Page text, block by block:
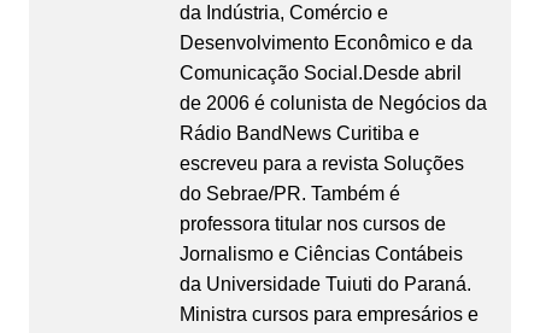
da Indústria, Comércio e
Desenvolvimento Econômico e da
Comunicação Social.Desde abril
de 2006 é colunista de Negócios da
Rádio BandNews Curitiba e
escreveu para a revista Soluções
do Sebrae/PR. Também é
professora titular nos cursos de
Jornalismo e Ciências Contábeis
da Universidade Tuiuti do Paraná.
Ministra cursos para empresários e